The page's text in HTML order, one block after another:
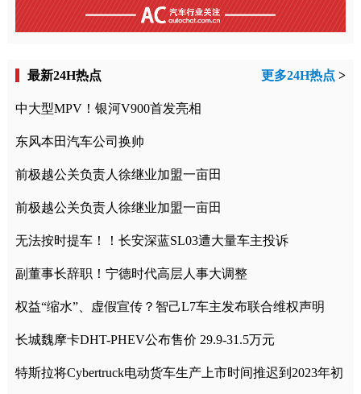
最新24H热点 更多24H热点 >
中大型MPV！银河V900首发亮相
东风本田汽车公司换帅
前极越公关负责人徐继业加盟一亩田
前极越公关负责人徐继业加盟一亩田
无法按时提车！！长安深蓝SL03遭大量车主投诉
副董事长辞职！宁德时代高层人事大调整
权益“缩水”、虚假宣传？智己L7车主发布联合维权声明
长城魏摩卡DHT-PHEV公布售价 29.9-31.5万元
特斯拉将Cybertruck电动货车生产上市时间推迟到2023年初